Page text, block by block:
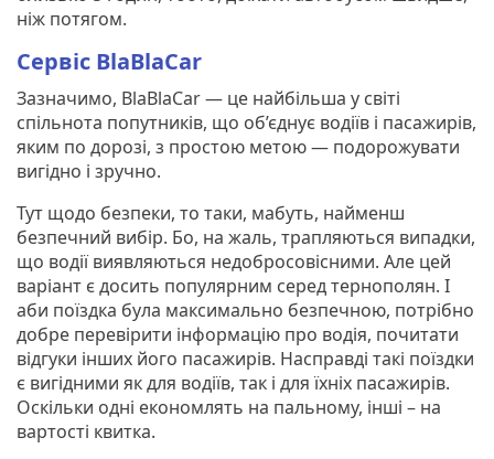
ніж потягом.
Сервіс BlaBlaCar
Зазначимо, BlaBlaCar — це найбільша у світі
спільнота попутників, що об’єднує водіїв і пасажирів,
яким по дорозі, з простою метою — подорожувати
вигідно і зручно.
Тут щодо безпеки, то таки, мабуть, найменш
безпечний вибір. Бо, на жаль, трапляються випадки,
що водії виявляються недобросовісними. Але цей
варіант є досить популярним серед тернополян. І
аби поїздка була максимально безпечною, потрібно
добре перевірити інформацію про водія, почитати
відгуки інших його пасажирів. Насправді такі поїздки
є вигідними як для водіїв, так і для їхніх пасажирів.
Оскільки одні економлять на пальному, інші – на
вартості квитка.